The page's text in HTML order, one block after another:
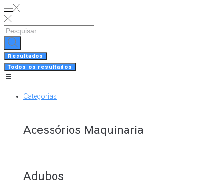
Skip
to
content
Search
Resultados
Todos os resultados
Categorias
Acessórios Maquinaria
Adubos